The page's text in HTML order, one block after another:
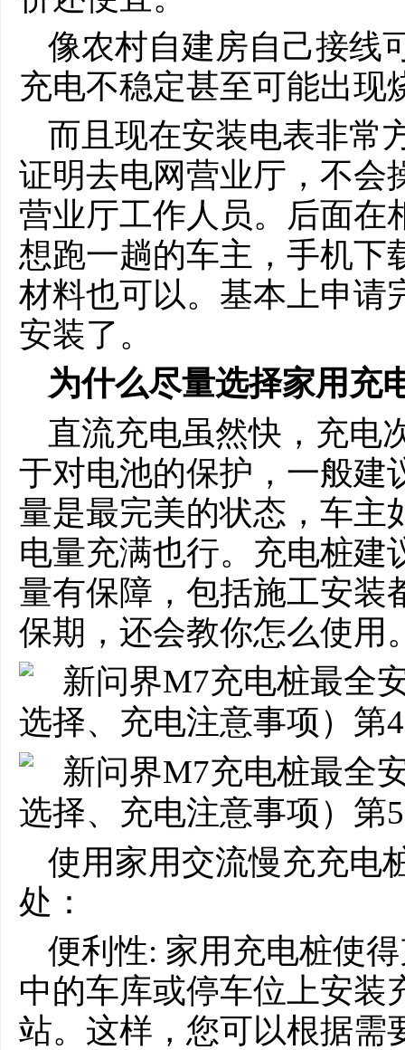
像农村自建房自己接线
充电不稳定甚至可能出现
而且现在安装电表非常
证明去电网营业厅，不会
营业厅工作人员。后面在
想跑一趟的车主，手机下
材料也可以。基本上申请
安装了。
为什么尽量选择家用充
直流充电虽然快，充电
于对电池的保护，一般建
量是最完美的状态，车主
电量充满也行。充电桩建
量有保障，包括施工安装
保期，还会教你怎么使用
使用家用交流慢充充电
处：
便利性: 家用充电桩使
中的车库或停车位上安装
站。这样，您可以根据需